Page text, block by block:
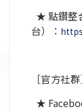
★ 點鑽整
台）：
［官方社群
★